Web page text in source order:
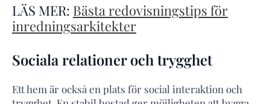
LÄS MER: Bästa redovisningstips för
inredningsarkitekter
Sociala relationer och trygghet
Ett hem är också en plats för social interaktion och